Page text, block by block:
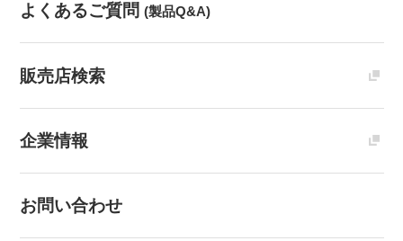
よくあるご質問 (製品Q&A)
販売店検索
企業情報
お問い合わせ